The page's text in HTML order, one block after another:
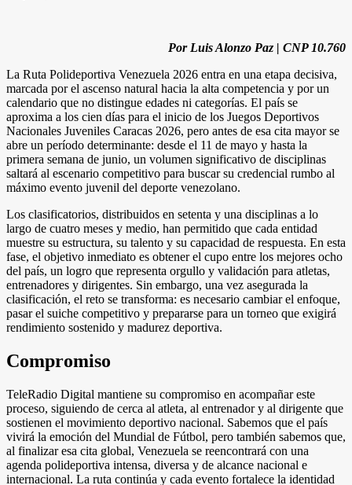
Por Luis Alonzo Paz | CNP 10.760
La Ruta Polideportiva Venezuela 2026 entra en una etapa decisiva,
marcada por el ascenso natural hacia la alta competencia y por un
calendario que no distingue edades ni categorías. El país se
aproxima a los cien días para el inicio de los Juegos Deportivos
Nacionales Juveniles Caracas 2026, pero antes de esa cita mayor se
abre un período determinante: desde el 11 de mayo y hasta la
primera semana de junio, un volumen significativo de disciplinas
saltará al escenario competitivo para buscar su credencial rumbo al
máximo evento juvenil del deporte venezolano.
Los clasificatorios, distribuidos en setenta y una disciplinas a lo
largo de cuatro meses y medio, han permitido que cada entidad
muestre su estructura, su talento y su capacidad de respuesta. En esta
fase, el objetivo inmediato es obtener el cupo entre los mejores ocho
del país, un logro que representa orgullo y validación para atletas,
entrenadores y dirigentes. Sin embargo, una vez asegurada la
clasificación, el reto se transforma: es necesario cambiar el enfoque,
pasar el suiche competitivo y prepararse para un torneo que exigirá
rendimiento sostenido y madurez deportiva.
Compromiso
TeleRadio Digital mantiene su compromiso en acompañar este
proceso, siguiendo de cerca al atleta, al entrenador y al dirigente que
sostienen el movimiento deportivo nacional. Sabemos que el país
vivirá la emoción del Mundial de Fútbol, pero también sabemos que,
al finalizar esa cita global, Venezuela se reencontrará con una
agenda polideportiva intensa, diversa y de alcance nacional e
internacional. La ruta continúa y cada evento fortalece la identidad